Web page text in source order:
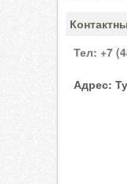
Тел: +7
Адрес: